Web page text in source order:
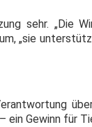
sehr. „Die
„sie
Gewinn für